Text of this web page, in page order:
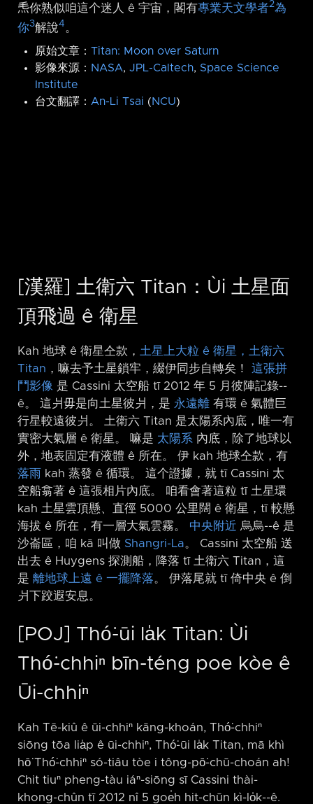
𤆬你熟似咱這个迷人 ê 宇宙，閣有專業天文學者2為
你3解說4 。
原始文章： Titan: Moon over Saturn
影像來源： NASA, JPL-Caltech, Space Science
Institute
台文翻譯： An-Li Tsai (NCU)
[漢羅] 土衛六 Titan：Ùi 土星面
頂飛過 ê 衛星
Kah 地球 ê 衛星仝款， 土星上大粒 ê 衛星，土衛六
Titan ，嘛去予土星鎖牢，綴伊同步自轉矣！ 這張拼
鬥影像 是 Cassini 太空船 tī 2012 年 5 月彼陣記錄-⁠-
ê。 這爿毋是向土星彼爿，是 永遠離 有環 ê 氣體巨
行星較遠彼爿。 土衛六 Titan 是太陽系內底，唯一有
實密大氣層 ê 衛星。 嘛是 太陽系 內底，除了地球以
外，地表固定有液體 ê 所在。 伊 kah 地球仝款，有
落雨 kah 蒸發 ê 循環。 這个證據，就 tī Cassini 太
空船翕著 ê 這張相片內底。 咱看會著這粒 tī 土星環
kah 土星雲頂懸、直徑 5000 公里闊 ê 衛星，tī 較懸
海拔 ê 所在，有一層大氣雲霧。 中央附近 烏烏-⁠-ê 是
沙崙區，咱 kā 叫做 Shangri-La。 Cassini 太空船 送
出去 ê Huygens 探測船，降落 tī 土衛六 Titan，這
是 離地球上遠 ê 一擺降落。 伊落尾就 tī 倚中央 ê 倒
爿下跤遐安息。
[POJ] Thó͘-ūi la̍k Titan: Ùi
Thó͘-chhiⁿ bīn-téng poe kòe ê
Ūi-chhiⁿ
Kah Tē-kiû ê ūi-chhiⁿ kāng-khoán, Thó͘-chhiⁿ
siōng tōa lia̍p ê ūi-chhiⁿ, Thó͘-ūi la̍k Titan, mā khì
hō͘ Thó͘-chhiⁿ só-tiâu tòe i tông-pō͘-chū-choán ah!
Chit tiuⁿ pheng-tàu iáⁿ-siōng sī Cassini thài-
khong-chûn tī 2012 nî 5 goe̍h hit-chūn kì-lo̍k-⁠-ê.